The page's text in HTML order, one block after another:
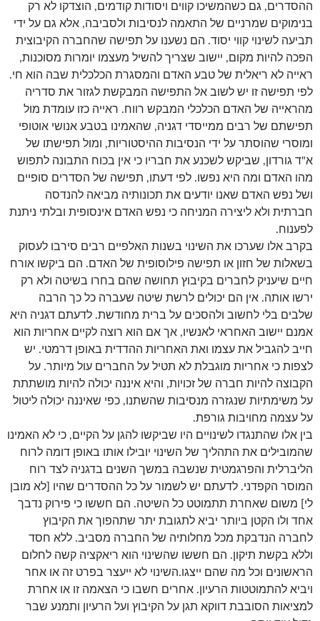
ההסדרים, גם כשהמשיכו קווים ויסודות קודמים, הוצדקו לא רק
בנימוקים שמרניים של התאמה לנסיבות ולסביבה, אלא גם על ידי
תביעה לשינוי קווי יסוד. הם נשענו על תפישה שהחברה הקיבוצית
הפכה להיות מקום, יישוב שצריך להשיל מעצמו יומרות מסוכנות,
ראייה לא ריאלית של טבע האדם והמסגרת הכלכלית שבה הוא חי.
לפי תפישה זו יש לשוב אל התפישה המבקשת לגזור את סדריה
מהראייה של האדם הכלכלי המבקש רווח. ראייה כזו עומדת מול
תפישתם של רבים ממייסדי דגניה, שהאמינו בטבע אנושי אוטופי
ומוסרי שהוסתר על ידי הנסיבות ההיסטוריות, ומול תפישתו של
א"ד גורדון, שביקש לשכנע את חבריו כי אין בכוח התבונה לתפוש
מהו האדם ומה היא נפשו. לפי דעתו, תפישה של הסדרים סופיים
ושל נפש האדם שאנו יודעים את תכונותיה מביאה להנדסה
חברתית ולא ליצירה המניחה כי נפש האדם אינסופית ובלתי ניתנת
לפענוח.
בקרב אלו שערכו את השינוי בשנות האלפיים רבים סירבו לעסוק
בשאלות של חזון או תפישה פילוסופית של האדם. הם ביקשו אורח
חיים שיעניק לחברים בקיבוץ תחושה שהם בחרו בשיטה ולא רק
ירשו אותה. אין הם יכולים לרשת שיטה שעברה כל כך הרבה
שלבים בלי לחשוב ולהסכים על ברית מחודשת. לדעתם דגניה היא
אמנם יישוב האחראי לאנשיו, אך אם הוא רוצה לקיים אחריות הוא
חייב להגביל את עצמו ואת האחריות ההדדית באופן דרמטי. יש
לצפות כי אחריות מוגבלת לא תטיל על החברים עול מיותר. על
הקבוצה להיות חברה של זכויות, והיא איננה יכולה להיות מושתתת
על משימתיות שנגזרה מנסיבות שהשתנו, כפי שאיננה יכולה ליטול
על עצמה מחויבות גורפת.
בין אלו שהתנגדו לשינויים היו שביקשו להגן על הקיים, כי לא האמינו
שהמובילים את התהליך של השינוי יובילו אותו באופן דומה לרוח
הליברלית והפרגמטית שנשבה במשך השנים בדגניה לצד רוח
המוסר הקפדני. לדעתם יש לשמור על כל ההסדרים שהיו [לא מובן
לי] משום שאחרת תתמוטט כל השיטה. הם חששו כי פירוק נדבך
אחד ולו הקטן ביותר יביא לתגובת יתר שתהפוך את הקיבוץ
לחברה הנדבקת מכל מחלותיה של החברה מסביב. ללא חסד
וללא בקשת תיקון. הם חששו שהשינוי הוא ריאקציה קשה לחלום
הראשונים וכל מה שהם ייצגו.השינוי לא ייעצר בפרט זה או אחר
ויביא להתמוטטות הרעיון. אחרים חשבו כי הצאמה זו או אחרת
למציאות הסובבת דווקא תגן על הקיבוץ ועל הרעיון ותמנע שבר